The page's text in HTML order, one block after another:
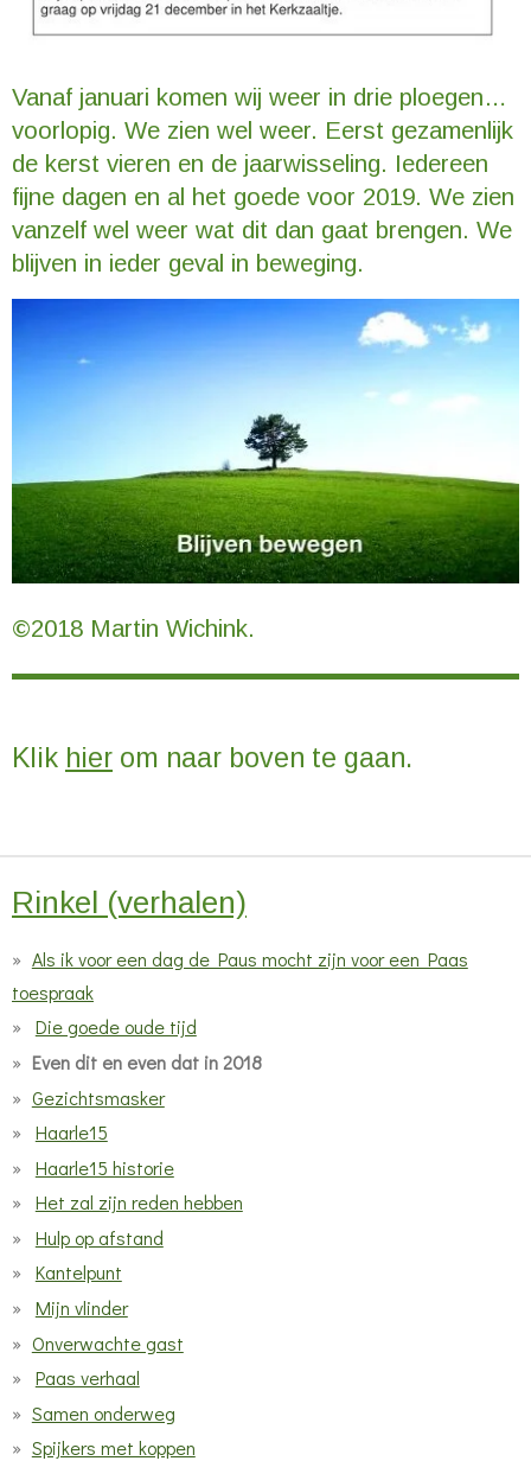
Vanaf januari komen wij weer in drie ploegen…
voorlopig. We zien wel weer. Eerst gezamenlijk
de kerst vieren en de jaarwisseling. Iedereen
fijne dagen en al het goede voor 2019. We zien
vanzelf wel weer wat dit dan gaat brengen. We
blijven in ieder geval in beweging.
©2018 Martin Wichink.
Klik hier om naar boven te gaan.
Rinkel (verhalen)
Als ik voor een dag de Paus mocht zijn voor een Paas
toespraak
Die goede oude tijd
Even dit en even dat in 2018
Gezichtsmasker
Haarle15
Haarle15 historie
Het zal zijn reden hebben
Hulp op afstand
Kantelpunt
Mijn vlinder
Onverwachte gast
Paas verhaal
Samen onderweg
Spijkers met koppen